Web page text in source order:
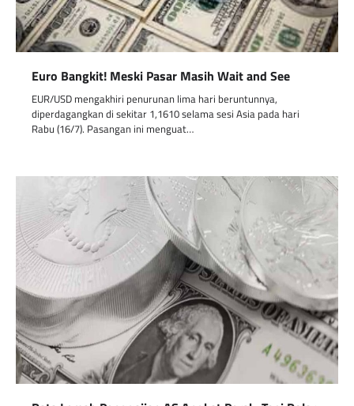
Euro Bangkit! Meski Pasar Masih Wait and See
EUR/USD mengakhiri penurunan lima hari beruntunnya,
diperdagangkan di sekitar 1,1610 selama sesi Asia pada hari
Rabu (16/7). Pasangan ini menguat…